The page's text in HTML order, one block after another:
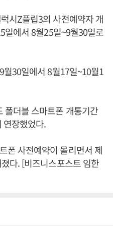
시Z플립3의 사전예약자 개
일에서 8월25일~9월30일로
30일에서 8월17일~10월1
폴더블 스마트폰 개통기간
연장했었다.
폰 사전예약이 몰리면서 제
다. [비즈니스포스트 임한